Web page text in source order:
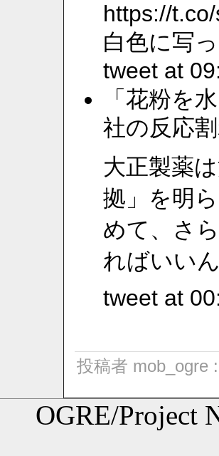
https://
白色に写
tweet at
「花粉を
社の反応
大正製薬
拠」を明
めて、さ
ればいい
tweet at
投稿者 mob_ogre :
OGRE/Project